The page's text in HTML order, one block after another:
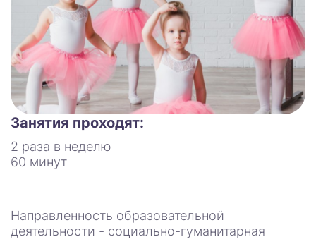
Занятия проходят:
2 раза в неделю
60 минут
Направленность образовательной
деятельности - социально-гуманитарная